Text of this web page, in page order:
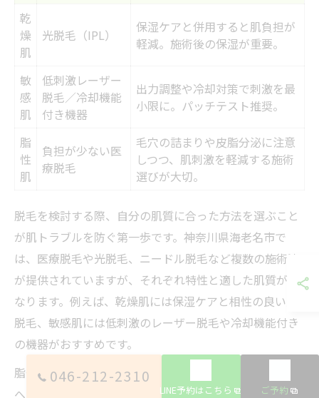
乾
燥
肌
光脱毛（IPL）
保湿ケアと併用すると肌負担が
軽減。施術後の保湿が重要。
敏
感
肌
低刺激レーザー
脱毛／冷却機能
付き機器
出力調整や冷却対策で刺激を最
小限に。パッチテスト推奨。
脂
性
肌
負担が少ない医
療脱毛
毛穴の詰まりや皮脂分泌に注意
しつつ、肌刺激を軽減する施術
選びが大切。
脱毛を検討する際、自分の肌質に合った方法を選ぶこと
が肌トラブルを防ぐ第一歩です。神奈川県海老名市で
は、医療脱毛や光脱毛、ニードル脱毛など複数の施術法
が提供されていますが、それぞれ特性と適した肌質が異
なります。例えば、乾燥肌には保湿ケアと相性の良い光
脱毛、敏感肌には低刺激のレーザー脱毛や冷却機能付き
の機器がおすすめです。
脂性肌の場合は、毛穴の詰まりや皮脂分泌を考慮し、肌
への負担が少ない施術を選ぶと良いでしょう。医療脱毛
046-212-2310
LINE予約はこちら ご予約